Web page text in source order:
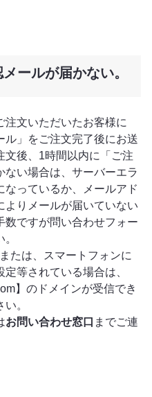
ールが届かない。
注文いただいたお客様に
ル」をご注文完了後にお送
文後、1時間以内に「ご注
ない場合は、サーバーエラ
なっているか、メールアド
よりメールが届いていない
数ですが問い合わせフォー
たは、スマートフォンに
等されている場合は、
】のドメインが受信でき
。
お問い合わせ窓口 までご連